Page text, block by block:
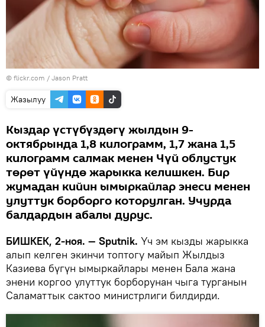
© flickr.com / Jason Pratt
Жазылуу
Кыздар үстүбүздөгү жылдын 9-
октябрында 1,8 килограмм, 1,7 жана 1,5
килограмм салмак менен Чүй облустук
төрөт үйүндө жарыкка келишкен. Бир
жумадан кийин ымыркайлар энеси менен
улуттук борборго которулган. Учурда
балдардын абалы дурус.
БИШКЕК, 2-ноя. — Sputnik. Үч эм кызды жарыкка
алып келген экинчи топтогу майып Жылдыз
Казиева бүгүн ымыркайлары менен Бала жана
энени коргоо улуттук борборунан чыга турганын
Саламаттык сактоо министрлиги билдирди.